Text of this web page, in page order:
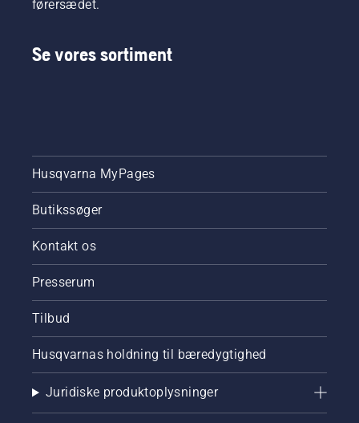
førersædet.
Se vores sortiment
Husqvarna MyPages
Butikssøger
Kontakt os
Presserum
Tilbud
Husqvarnas holdning til bæredygtighed
Juridiske produktoplysninger